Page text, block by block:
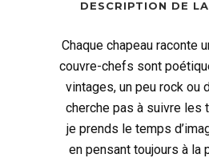
DESCRIPTION DE
Chaque chapeau raconte
couvre-chefs sont
vintages, un peu rock ou
cherche pas à suivre les
je prends le temps
en pensant toujours à la